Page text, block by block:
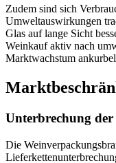
Zudem sind sich
Umweltauswirkungen
Glas auf lange Sicht
Weinkauf aktiv nach
Marktwachstum
Unterbrechung
Die